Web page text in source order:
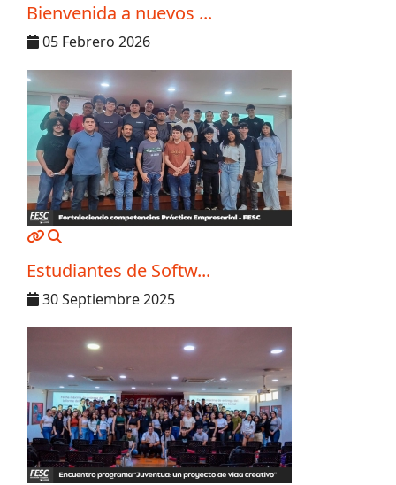
Bienvenida a nuevos ...
05 Febrero 2026
MOD_JTCS_VIEW_ARTICLE_LINK
Estudiantes de Softw...
30 Septiembre 2025